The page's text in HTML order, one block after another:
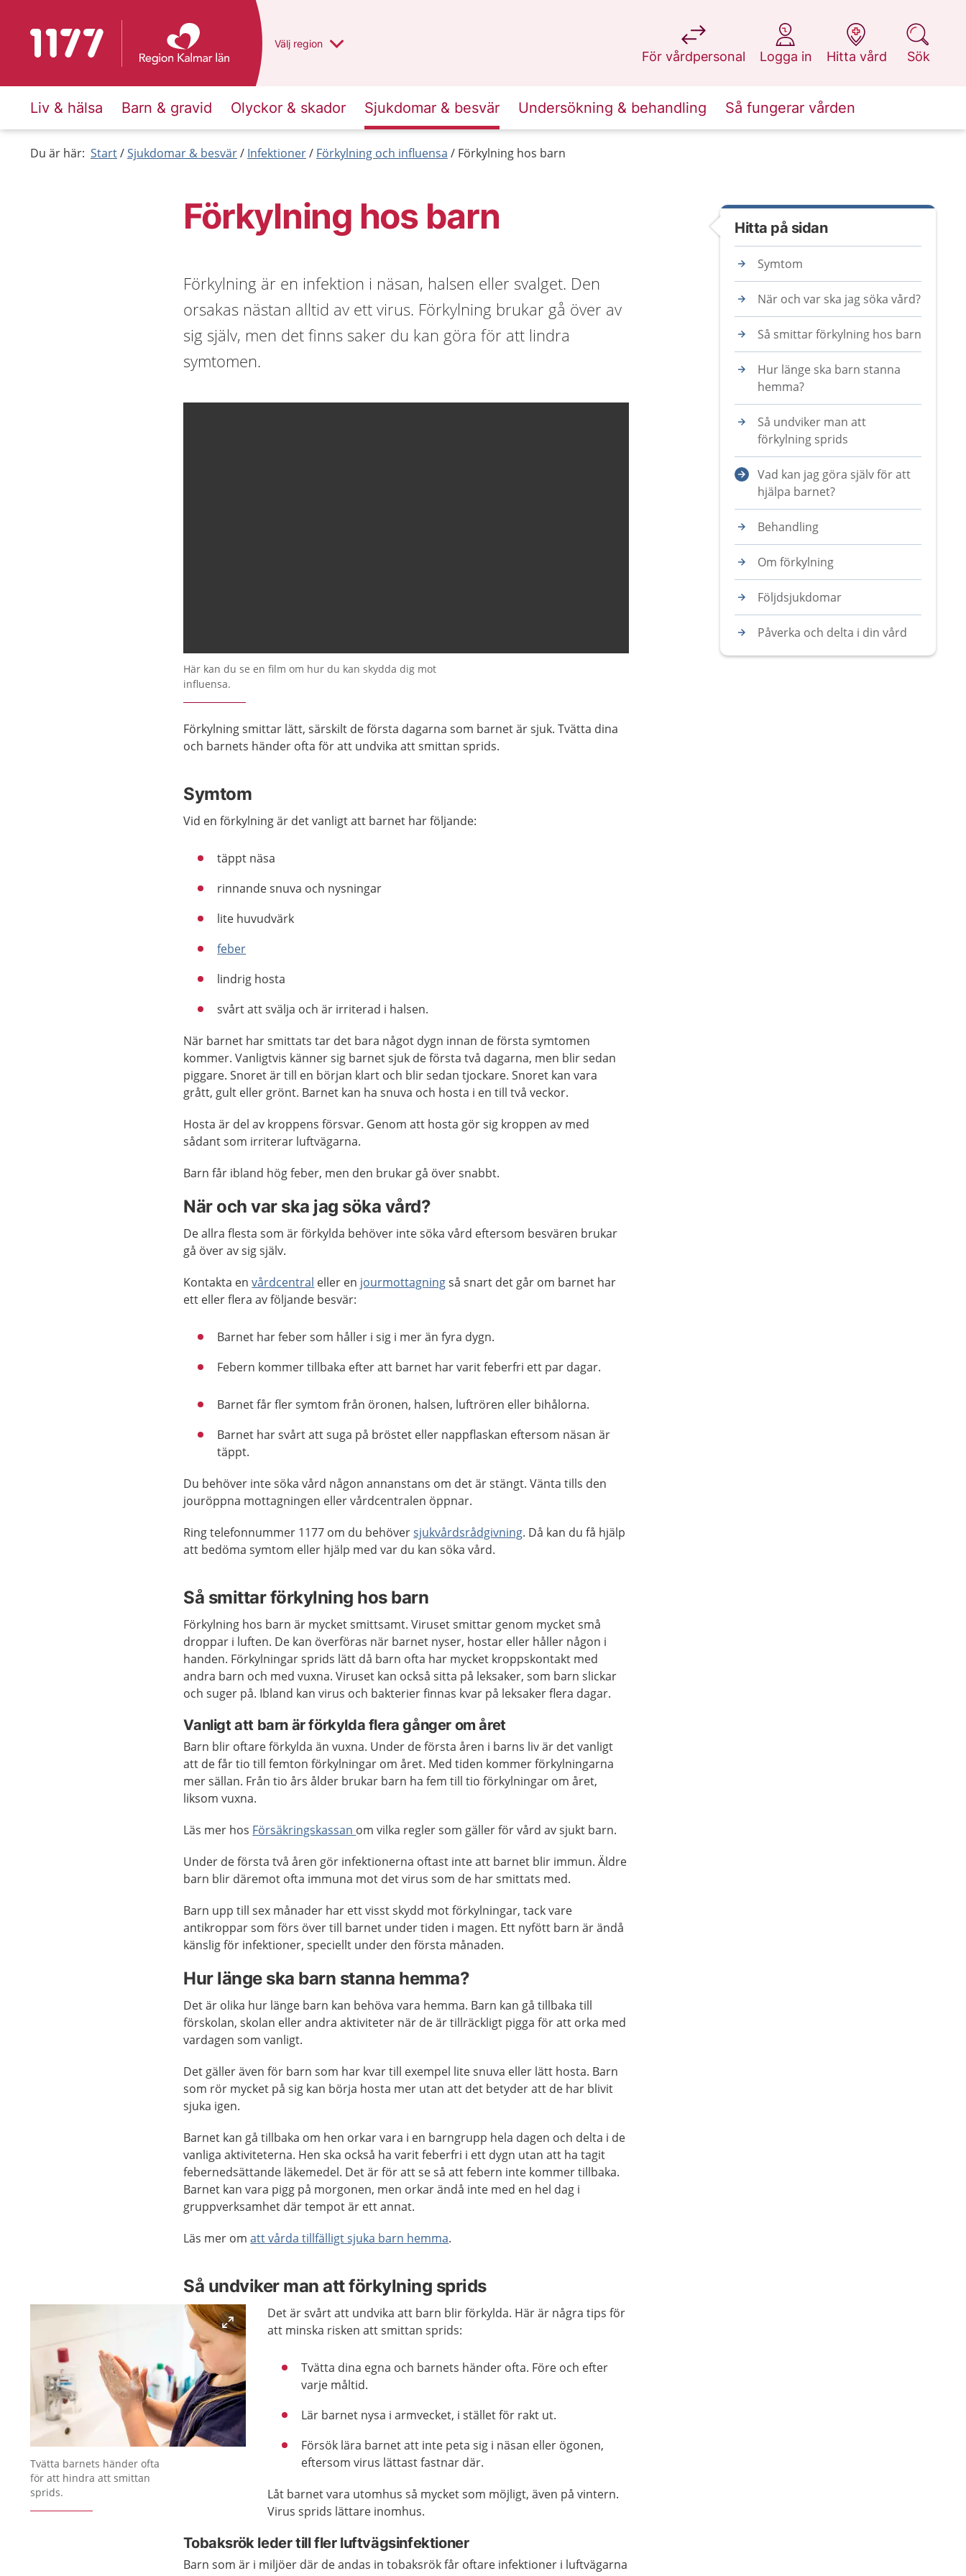
Till startsidan för 1177 Du har valt region
Välj en annan
region
För vårdpersonal
på 1177.se
Logga in
på 1177.se
Hitta vård
på 1177.se
Sök
på 1177.se
Liv & hälsa Barn & gravid Olyckor & skador Sjukdomar & besvär Undersökning & behandling Så fungerar vården
Du är här: Start Sjukdomar & besvär Infektioner Förkylning och influensa Förkylning hos barn
Förkylning hos barn
Förkylning är en infektion i näsan, halsen eller svalget. Den
orsakas nästan alltid av ett virus. Förkylning brukar gå över av
sig själv, men det finns saker du kan göra för att lindra
symtomen.
Här kan du se en film om hur du kan skydda dig mot
influensa.
Förkylning smittar lätt, särskilt de första dagarna som barnet är sjuk. Tvätta dina
och barnets händer ofta för att undvika att smittan sprids.
Symtom
Vid en förkylning är det vanligt att barnet har följande:
täppt näsa
rinnande snuva och nysningar
lite huvudvärk
feber
lindrig hosta
svårt att svälja och är irriterad i halsen.
När barnet har smittats tar det bara något dygn innan de första symtomen
kommer. Vanligtvis känner sig barnet sjuk de första två dagarna, men blir sedan
piggare. Snoret är till en början klart och blir sedan tjockare. Snoret kan vara
grått, gult eller grönt. Barnet kan ha snuva och hosta i en till två veckor.
Hosta är del av kroppens försvar. Genom att hosta gör sig kroppen av med
sådant som irriterar luftvägarna.
Barn får ibland hög feber, men den brukar gå över snabbt.
När och var ska jag söka vård?
De allra flesta som är förkylda behöver inte söka vård eftersom besvären brukar
gå över av sig själv.
Kontakta envårdcentral eller en jourmottagningså snart det går om barnet har
ett eller flera av följande besvär:
Barnet har feber som håller i sig i mer än fyra dygn.
Febern kommer tillbaka efter att barnet har varit feberfri ett par dagar.
Barnet får fler symtom från öronen, halsen, luftrören eller bihålorna.
Barnet har svårt att suga på bröstet eller nappflaskan eftersom näsan är
täppt.
Du behöver inte söka vård någon annanstans om det är stängt. Vänta tills den
jouröppna mottagningen eller vårdcentralen öppnar.
Ring telefonnummer 1177 om du behöversjukvårdsrådgivning. Då kan du få hjälp
att bedöma symtom eller hjälp med var du kan söka vård.
Så smittar förkylning hos barn
Förkylning hos barn är mycket smittsamt. Viruset smittar genom mycket små
droppar i luften. De kan överföras när barnet nyser, hostar eller håller någon i
handen. Förkylningar sprids lätt då barn ofta har mycket kroppskontakt med
andra barn och med vuxna. Viruset kan också sitta på leksaker, som barn slickar
och suger på. Ibland kan virus och bakterier finnas kvar på leksaker flera dagar.
Vanligt att barn är förkylda flera gånger om året
Barn blir oftare förkylda än vuxna. Under de första åren i barns liv är det vanligt
att de får tio till femton förkylningar om året. Med tiden kommer förkylningarna
mer sällan. Från tio års ålder brukar barn ha fem till tio förkylningar om året,
liksom vuxna.
Läs mer hos Försäkringskassan om vilka regler som gäller för vård av sjukt barn.
Under de första två åren gör infektionerna oftast inte att barnet blir immun. Äldre
barn blir däremot ofta immuna mot det virus som de har smittats med.
Barn upp till sex månader har ett visst skydd mot förkylningar, tack vare
antikroppar som förs över till barnet under tiden i magen. Ett nyfött barn är ändå
känslig för infektioner, speciellt under den första månaden.
Hur länge ska barn stanna hemma?
Det är olika hur länge barn kan behöva vara hemma. Barn kan gå tillbaka till
förskolan, skolan eller andra aktiviteter när de är tillräckligt pigga för att orka med
vardagen som vanligt.
Det gäller även för barn som har kvar till exempel lite snuva eller lätt hosta. Barn
som rör mycket på sig kan börja hosta mer utan att det betyder att de har blivit
sjuka igen.
Barnet kan gå tillbaka om hen orkar vara i en barngrupp hela dagen och delta i de
vanliga aktiviteterna. Hen ska också ha varit feberfri i ett dygn utan att ha tagit
febernedsättande läkemedel. Det är för att se så att febern inte kommer tillbaka.
Barnet kan vara pigg på morgonen, men orkar ändå inte med en hel dag i
gruppverksamhet där tempot är ett annat.
Läs mer omatt vårda tillfälligt sjuka barn hemma.
Så undviker man att förkylning sprids
Förstora bilden
Tvätta barnets händer ofta
för att hindra att smittan
sprids.
Det är svårt att undvika att barn blir förkylda. Här är några tips för
att minska risken att smittan sprids:
Tvätta dina egna och barnets händer ofta. Före och efter
varje måltid.
Lär barnet nysa i armvecket, i stället för rakt ut.
Försök lära barnet att inte peta sig i näsan eller ögonen,
eftersom virus lättast fastnar där.
Låt barnet vara utomhus så mycket som möjligt, även på vintern.
Virus sprids lättare inomhus.
Tobaksrök leder till fler luftvägsinfektioner
Barn som är i miljöer där de andas in tobaksrök får oftare infektioner i luftvägarna
Hitta på sidan
Symtom
När och var ska jag söka vård?
Så smittar förkylning hos barn
Hur länge ska barn stanna
hemma?
Så undviker man att
förkylning sprids
Vad kan jag göra själv för att
hjälpa barnet?
Behandling
Om förkylning
Följdsjukdomar
Påverka och delta i din vård